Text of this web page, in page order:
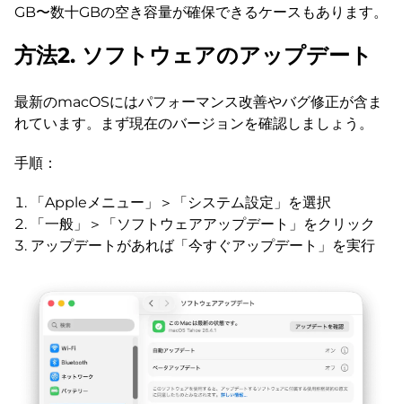
GB〜数十GBの空き容量が確保できるケースもあります。
方法2. ソフトウェアのアップデート
最新のmacOSにはパフォーマンス改善やバグ修正が含ま
れています。まず現在のバージョンを確認しましょう。
手順：
「Appleメニュー」＞「システム設定」を選択
「一般」＞「ソフトウェアアップデート」をクリック
アップデートがあれば「今すぐアップデート」を実行